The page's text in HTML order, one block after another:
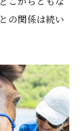
の関係は続い